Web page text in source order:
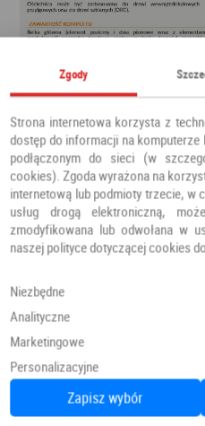
Zgody
Strona internetowa korzysta z
dostęp do informacji na
podłączonym do sieci (w
cookies). Zgoda wyrażona na
internetową lub podmioty trzecie, w
usług drogą elektroniczną,
zmodyfikowana lub odwołana w
naszej polityce dotyczącej cookies
Niezbędne
Analityczne
Marketingowe
Personalizacyjne
Zapisz wybór